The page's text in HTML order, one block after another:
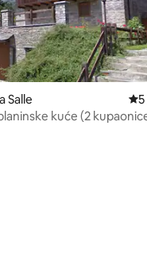
recenzija: 32
Salle
5
kuće (2